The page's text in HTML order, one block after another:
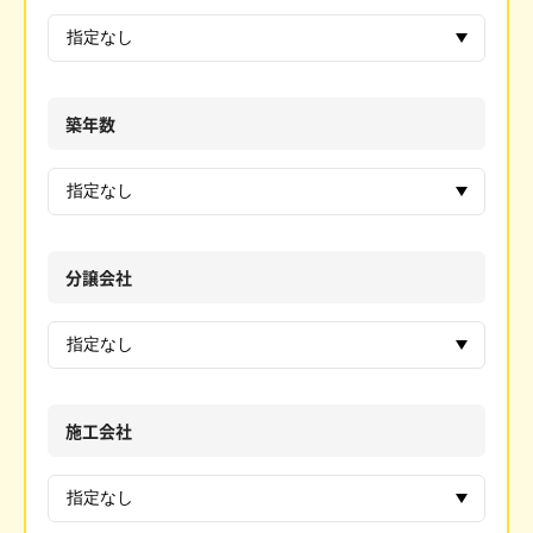
築年数
分譲会社
施工会社